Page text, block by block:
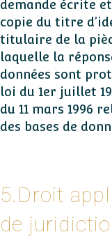
demande écrite et
copie du titre
titulaire de la
laquelle la
données sont
loi du 1er juillet
du 11 mars 1996
des bases de
5.Droit
de